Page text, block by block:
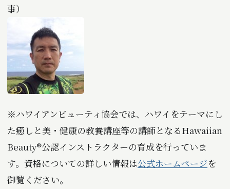
事）
※ハワイアンビューティ協会では、ハワイをテーマにし
た癒しと美・健康の教養講座等の講師となるHawaiian
Beauty®公認インストラクターの育成を行っていま
す。資格についての詳しい情報は公式ホームページを
御覧ください。